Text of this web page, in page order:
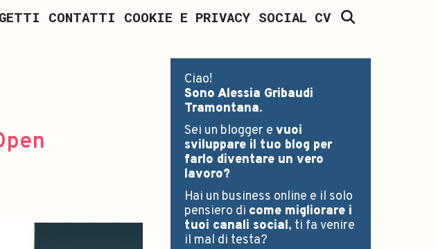
CONTATTI COOKIE E PRIVACY SOCIAL CV
Ciao!
Sono Alessia Gribaudi
Tramontana.
Sei un blogger e vuoi
sviluppare il tuo blog per
farlo diventare un vero
lavoro?
Hai un business online e il solo
pensiero di come migliorare i
tuoi canali social, ti fa venire
il mal di testa?